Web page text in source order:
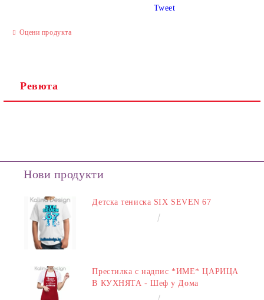
Оцени продукта
Tweet
Ревюта
Нови продукти
Детска тениска SIX SEVEN 67
Престилка с надпис *ИМЕ* ЦАРИЦА
В КУХНЯТА - Шеф у Дома